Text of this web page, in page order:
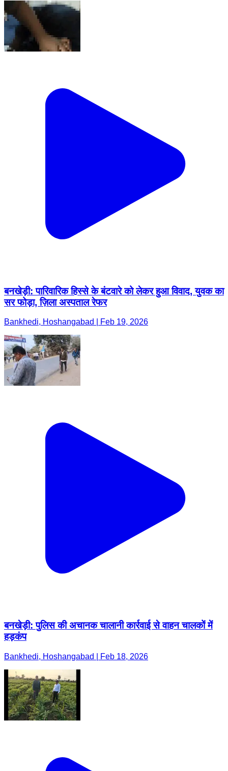
बनखेड़ी: पारिवारिक हिस्से के बंटवारे को लेकर हुआ विवाद, युवक का
सर फोड़ा, ज़िला अस्पताल रेफर
Bankhedi, Hoshangabad | Feb 19, 2026
बनखेड़ी: पुलिस की अचानक चालानी कार्रवाई से वाहन चालकों में
हड़कंप
Bankhedi, Hoshangabad | Feb 18, 2026